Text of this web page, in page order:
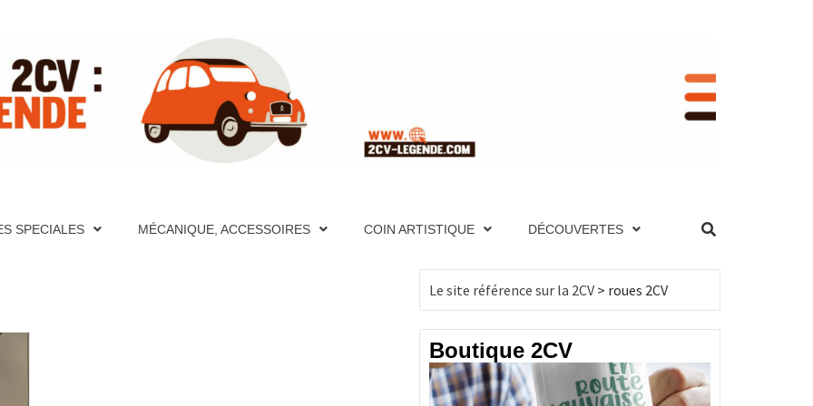
RÉFÉRENCE
LA 2CV
PHOTOS, AIDE MÉCANIQUE ET PAGES TECHNIQUES, MOTEUR, TRANSMISSION, ÉLECTRICITÉ,
DÉTAILLÉES DE TOUTES LES 2CV PAR ANNÉE, BOUTIQUE DE PRODUITS DÉRIVÉS…
SPECIALES MÉCANIQUE, ACCESSOIRES COIN ARTISTIQUE DÉCOUVERTES
Le site référence sur la 2CV > roues 2CV
Boutique 2CV